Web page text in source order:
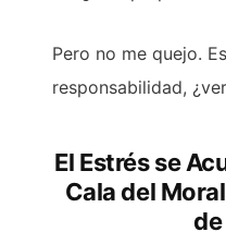
Pero no me quejo.
responsabilidad,
El Estrés se
Cala del